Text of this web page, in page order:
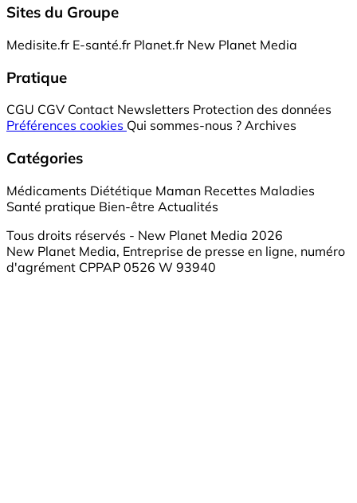
Sites du Groupe
Medisite.fr E-santé.fr Planet.fr New Planet Media
Pratique
CGU CGV Contact Newsletters Protection des données
Préférences cookies Qui sommes-nous ? Archives
Catégories
Médicaments Diététique Maman Recettes Maladies
Santé pratique Bien-être Actualités
Tous droits réservés - New Planet Media 2026
New Planet Media, Entreprise de presse en ligne, numéro
d'agrément CPPAP 0526 W 93940